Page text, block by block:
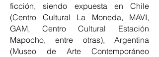
ficción, siendo expuesta en Chile
(Centro Cultural La Moneda, MAVI,
GAM, Centro Cultural Estación
Mapocho, entre otras), Argentina
(Museo de Arte Contemporáneo